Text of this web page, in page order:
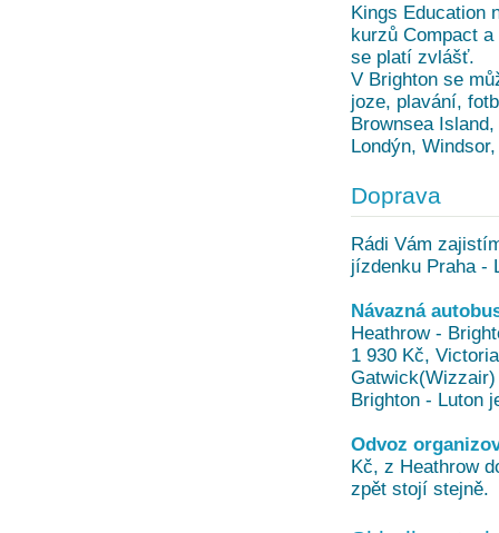
Kings Education
kurzů Compact
se platí zvlášť.
V Brighton se
joze, plavání,
Brownsea
Londýn,
Doprava
Rádi Vám
jízdenku Praha -
Návazná
Heathrow -
1 930 Kč,
Brighton - Luton
Odvoz
Kč, z Heathrow
zpět stojí stejně.